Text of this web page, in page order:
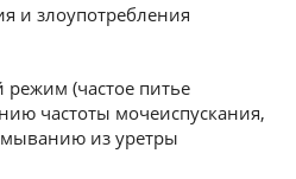
и злоупотребления
режим (частое питье
частоты мочеиспускания,
из уретры